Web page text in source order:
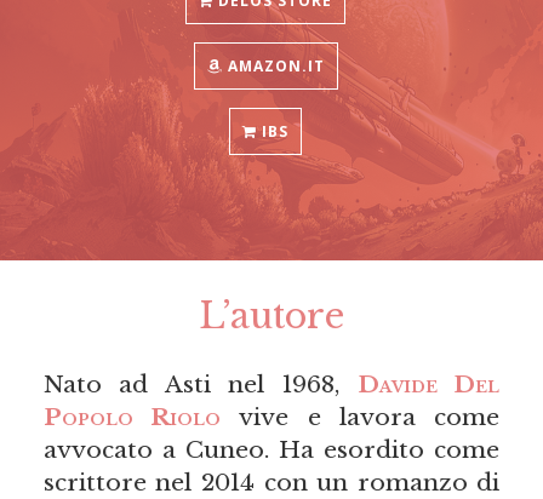
AMAZON.IT
IBS
L’autore
Nato ad Asti nel 1968, Davide Del
Popolo Riolo vive e lavora come
avvocato a Cuneo. Ha esordito come
scrittore nel 2014 con un romanzo di